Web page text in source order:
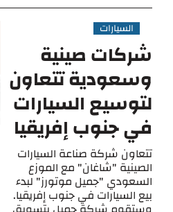
السيارات
شركات صينية
وسعودية تتعاون
لتوسيع السيارات
في جنوب إفريقيا
تتعاون شركة صناعة السيارات
الصينية "شاغان" مع الموزع
السعودي "جميل موتورز" لبدء
بيع السيارات في جنوب إفريقيا.